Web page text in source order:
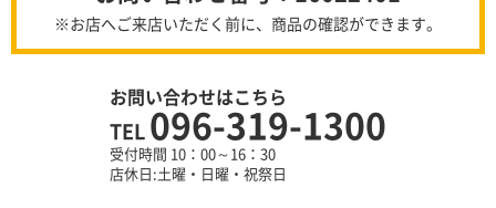
※お店へご来店いただく前に、商品の確認ができます。
お問い合わせはこちら
TEL 096-319-1300
受付時間 10：00～16：30
店休日:土曜・日曜・祝祭日